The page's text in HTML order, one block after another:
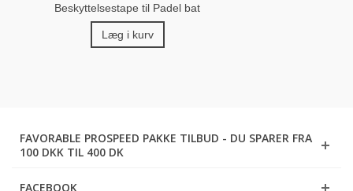
Beskyttelsestape til Padel bat
Læg i kurv
FAVORABLE PROSPEED PAKKE TILBUD - DU SPARER FRA
100 DKK TIL 400 DK
FACEBOOK